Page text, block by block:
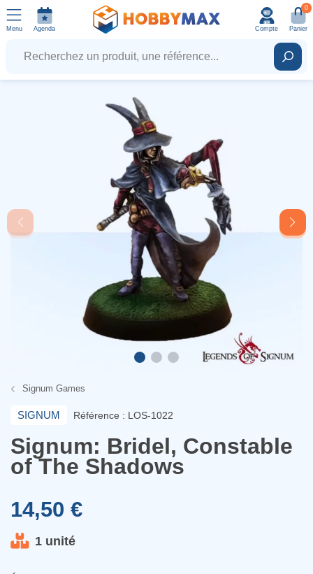
Menu Agenda Compte
0
Panier
Recherchez un produit, une référence...
Signum Games
SIGNUM Référence : LOS-1022
Signum: Bridel, Constable
of The Shadows
14,50 €
1 unité